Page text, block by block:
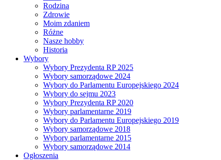
Rodzina
Zdrowie
Moim zdaniem
Różne
Nasze hobby
Historia
Wybory
Wybory Prezydenta RP 2025
Wybory samorządowe 2024
Wybory do Parlamentu Europejskiego 2024
Wybory do sejmu 2023
Wybory Prezydenta RP 2020
Wybory parlamentarne 2019
Wybory do Parlamentu Europejskiego 2019
Wybory samorządowe 2018
Wybory parlamentarne 2015
Wybory samorządowe 2014
Ogłoszenia